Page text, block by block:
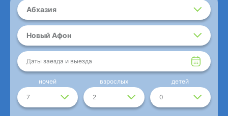
Абхазия
Новый Афон
Даты заезда и выезда
7
ночей
2
взрослых
0
детей